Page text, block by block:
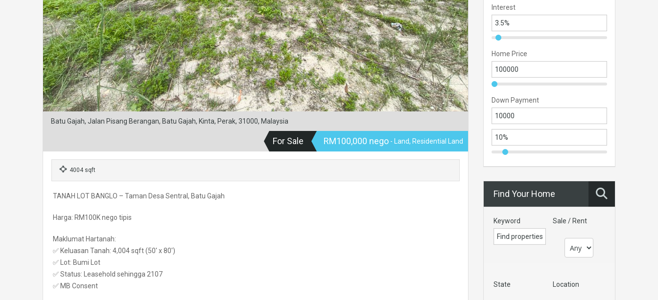
Batu Gajah, Jalan Pisang Berangan, Batu Gajah, Kinta, Perak, 31000, Malaysia
For Sale RM100,000 nego - Land, Residential Land
4004 sqft
TANAH LOT BANGLO – Taman Desa Sentral, Batu Gajah
Harga: RM100K nego tipis
Maklumat Hartanah:
✅ Keluasan Tanah: 4,004 sqft (50′ x 80′)
✅ Lot: Bumi Lot
✅ Status: Leasehold sehingga 2107
✅ MB Consent
Interest
Home Price
Down Payment
Find Your Home
Keyword Sale / Rent
State Location